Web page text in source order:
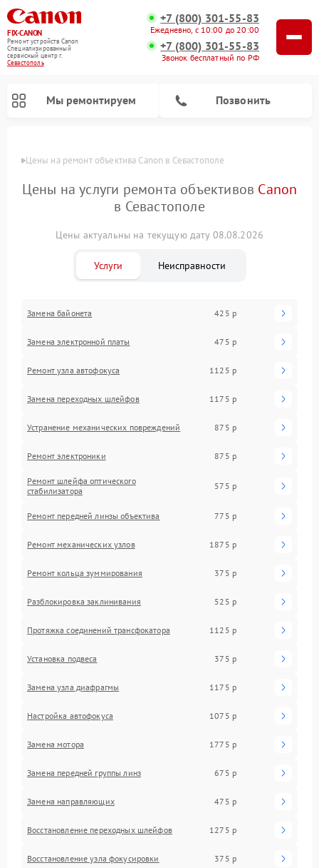
FIX-CANON
Ремонт устройств Canon
Специализированный
cервисный центр г.
Севастополь
+7 (800) 301-55-83
Ежедневно, с 10:00 до 20:00
+7 (800) 301-55-83
Звонок бесплатный по РФ
Мы ремонтируем Позвонить
Цены на ремонт объектива Canon в Севастополе
Цены на услуги ремонта объективов Canon
в Севастополе
Цены актуальны на текущую дату 08.08.2026
Услуги Неисправности
Замена байонета 425 р
Замена электронной платы 475 р
Ремонт узла автофокуса 1125 р
Замена переходных шлейфов 1175 р
Устранение механических повреждений 875 р
Ремонт электроники 875 р
Ремонт шлейфа оптического
стабилизатора
575 р
Ремонт передней линзы объектива 775 р
Ремонт механических узлов 1875 р
Ремонт кольца зуммирования 375 р
Разблокировка заклинивания 525 р
Протяжка соединений трансфокатора 1125 р
Установка подвеса 375 р
Замена узла диафрагмы 1175 р
Настройка автофокуса 1075 р
Замена мотора 1775 р
Замена передней группы линз 675 р
Замена направляющих 475 р
Восстановление переходных шлейфов 1275 р
Восстановление узла фокусировки 375 р